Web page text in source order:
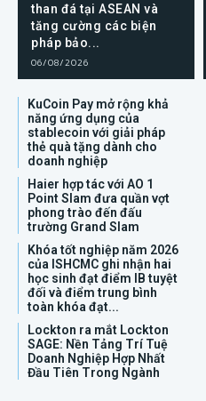
than đá tại ASEAN và
tăng cường các biện
pháp bảo...
06/08/2026
KuCoin Pay mở rộng khả
năng ứng dụng của
stablecoin với giải pháp
thẻ quà tặng dành cho
doanh nghiệp
Haier hợp tác với AO 1
Point Slam đưa quần vợt
phong trào đến đấu
trường Grand Slam
Khóa tốt nghiệp năm 2026
của ISHCMC ghi nhận hai
học sinh đạt điểm IB tuyệt
đối và điểm trung bình
toàn khóa đạt...
Lockton ra mắt Lockton
SAGE: Nền Tảng Trí Tuệ
Doanh Nghiệp Hợp Nhất
Đầu Tiên Trong Ngành